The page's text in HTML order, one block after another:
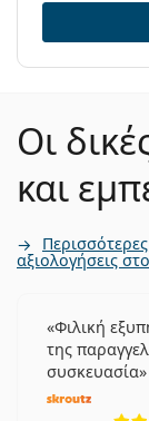
Οι
και
αξιολογήσεις
Φιλική
της
συσκευασία